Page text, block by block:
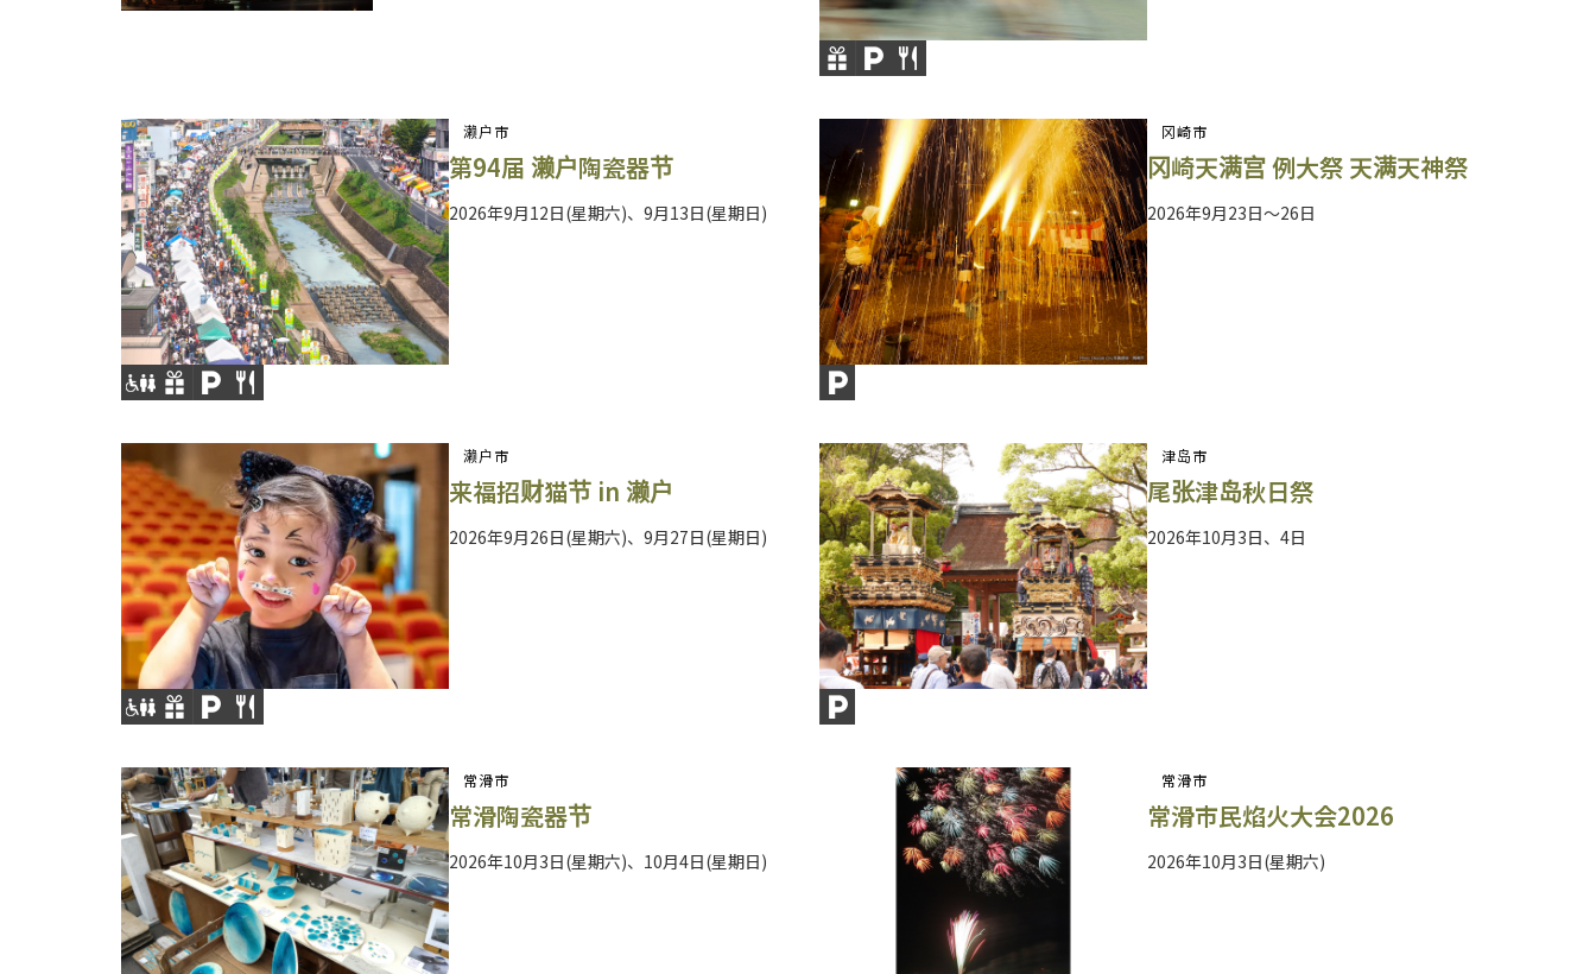
濑户市
第94届 濑户陶瓷器节
2026年9月12日(星期六)、9月13日(星期日)
冈崎市
冈崎天满宫 例大祭 天满天神祭
2026年9月23日～26日
濑户市
来福招财猫节 in 濑户
2026年9月26日(星期六)、9月27日(星期日)
津岛市
尾张津岛秋日祭
2026年10月3日、4日
常滑市
常滑陶瓷器节
2026年10月3日(星期六)、10月4日(星期日)
常滑市
常滑市民焰火大会2026
2026年10月3日(星期六)